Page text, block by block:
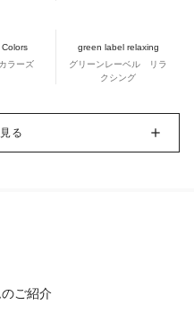
ラーズ
green label relaxing
グリーンレーベル リラ
クシング
る
ご紹介